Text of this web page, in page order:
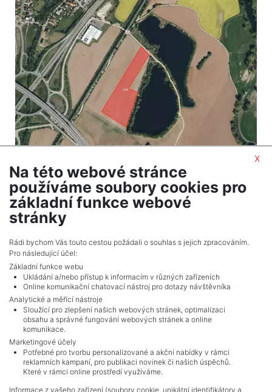
Land for sale / field / 31819 m2
Opatovice nad Labem
2,290,968 CZK (real estate) Price
Adverts total10.
NAVIGACE
Terms and conditions
x
Na této webové stránce
používáme soubory cookies pro
základní funkce webové
stránky
Rádi bychom Vás touto cestou požádali o souhlas s jejich zpracováním.
Pro následující účel:
Základní funkce webu
Ukládání a/nebo přístup k informacím v různých zařízeních
Online komunikační chatovací nástroj pro dotazy návštěvníka
Analytické a měřící nástroje
Sloužící pro zlepšení našich webových stránek, optimalizaci
obsahu a správné fungování webových stránek a online
komunikace.
Marketingové účely
Potřebné pro tvorbu personalizované a akční nabídky v rámci
reklamních kampaní, pro publikaci novinek či našich úspěchů.
Které v rámci online prostředí využíváme.
Informace z vašeho zařízení (soubory cookie, unikátní identifikátory a